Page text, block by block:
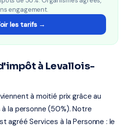
engagement.
les tarifs →
à Levallois-
à moitié prix grâce au
la personne (50%). Notre
agréé Services à la Personne : le